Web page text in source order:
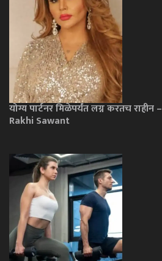
योग्य पार्टनर मिळेपर्यंत लग्न करतच राहीन –
Rakhi Sawant